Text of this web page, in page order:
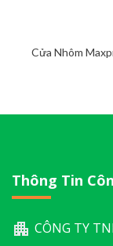
Cửa Nhôm
Thông Tin
CÔNG TY